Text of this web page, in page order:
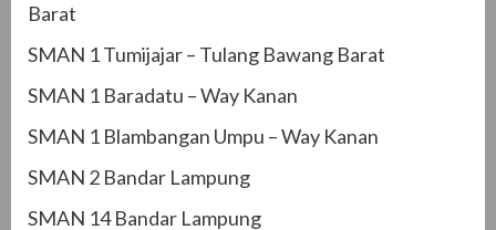
Barat
SMAN 1 Tumijajar – Tulang Bawang Barat
SMAN 1 Baradatu – Way Kanan
SMAN 1 Blambangan Umpu – Way Kanan
SMAN 2 Bandar Lampung
SMAN 14 Bandar Lampung